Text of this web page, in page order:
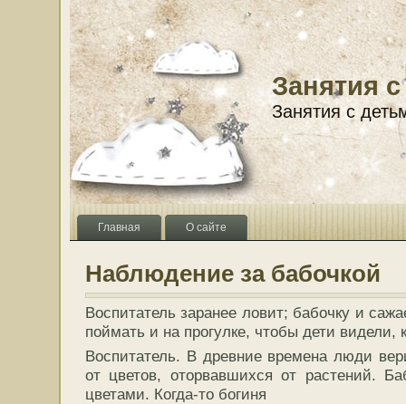
Занятия
Занятия с
Главная О сайте
Наблюдение за бабочкой
Воспитатель заранее ловит; бабочку и
поймать и на прогулке, чтобы дети видели,
Воспитатель. В древние времена люди
от цветов, оторвавшихся от растений.
цветами. Когда-то богиня